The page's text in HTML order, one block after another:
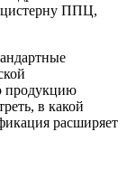
цистерну ППЦ,
продукцию
в какой
расширяет